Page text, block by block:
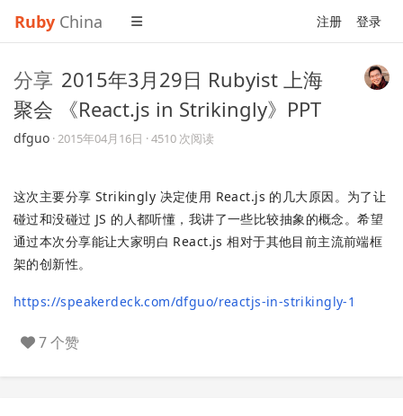
Ruby China 注册 登录
分享 2015年3月29日 Rubyist 上海
聚会 《React.js in Strikingly》PPT
dfguo ·2015年04月16日 · 4510 次阅读
这次主要分享 Strikingly 决定使用 React.js 的几大原因。为了让
碰过和没碰过 JS 的人都听懂，我讲了一些比较抽象的概念。希望
通过本次分享能让大家明白 React.js 相对于其他目前主流前端框
架的创新性。
https://speakerdeck.com/dfguo/reactjs-in-strikingly-1
7 个赞